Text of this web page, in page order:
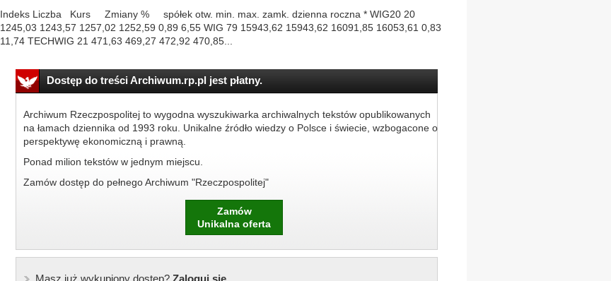
Indeks Liczba Kurs Zmiany % spółek otw. min. max. zamk. dzienna roczna * WIG20 20
1245,03 1243,57 1257,02 1252,59 0,89 6,55 WIG 79 15943,62 15943,62 16091,85 16053,61 0,83
11,74 TECHWIG 21 471,63 469,27 472,92 470,85...
Dostęp do treści Archiwum.rp.pl jest płatny.
Archiwum Rzeczpospolitej to wygodna wyszukiwarka archiwalnych tekstów opublikowanych
na łamach dziennika od 1993 roku. Unikalne źródło wiedzy o Polsce i świecie, wzbogacone o
perspektywę ekonomiczną i prawną.
Ponad milion tekstów w jednym miejscu.
Zamów dostęp do pełnego Archiwum "Rzeczpospolitej"
Zamów
Unikalna oferta
Masz już wykupiony dostęp?Zaloguj się